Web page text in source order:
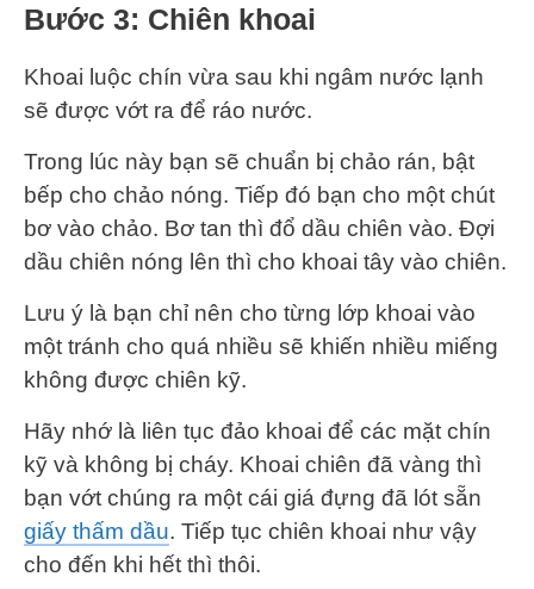
Bước 3: Chiên khoai
Khoai luộc chín vừa sau khi ngâm nước lạnh
sẽ được vớt ra để ráo nước.
Trong lúc này bạn sẽ chuẩn bị chảo rán, bật
bếp cho chảo nóng. Tiếp đó bạn cho một chút
bơ vào chảo. Bơ tan thì đổ dầu chiên vào. Đợi
dầu chiên nóng lên thì cho khoai tây vào chiên.
Lưu ý là bạn chỉ nên cho từng lớp khoai vào
một tránh cho quá nhiều sẽ khiến nhiều miếng
không được chiên kỹ.
Hãy nhớ là liên tục đảo khoai để các mặt chín
kỹ và không bị cháy. Khoai chiên đã vàng thì
bạn vớt chúng ra một cái giá đựng đã lót sẵn
giấy thấm dầu. Tiếp tục chiên khoai như vậy
cho đến khi hết thì thôi.